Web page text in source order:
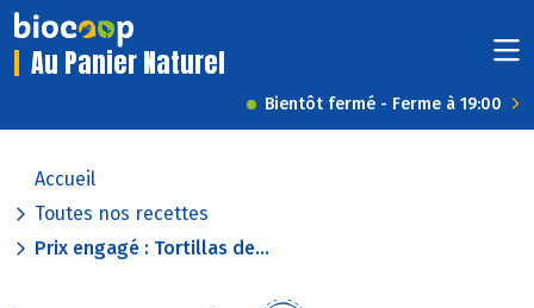
Au Panier Naturel
Bientôt fermé - Ferme à 19:00
Accueil
Toutes nos recettes
Prix engagé : Tortillas de...